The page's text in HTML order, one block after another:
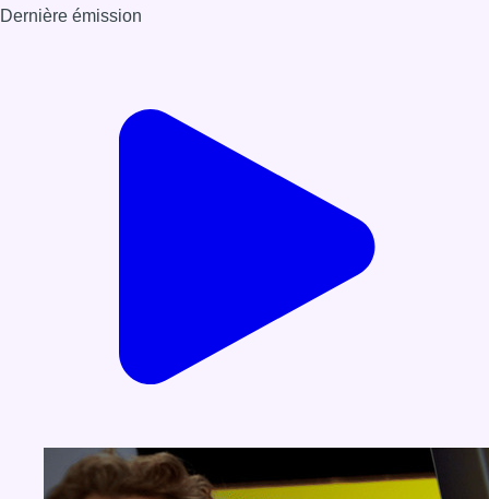
Dernière émission